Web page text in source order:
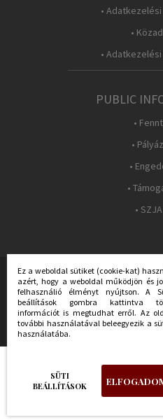
•
•
•
PUBLIC
•
•
•
•
•
Déri Múzeum - all rights
created by:
Ez a weboldal sütiket (cookie-kat)
azért, hogy a weboldal működjön és
felhasználió élményt nyújtson. A
beállítások gombra kattintva
információt is megtudhat erről. Az
további használatával beleegyezik a
használatába.
SÜTI
BEÁLLÍTÁSOK